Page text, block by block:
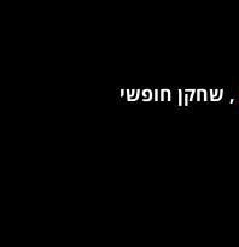
, שחקן חופשי